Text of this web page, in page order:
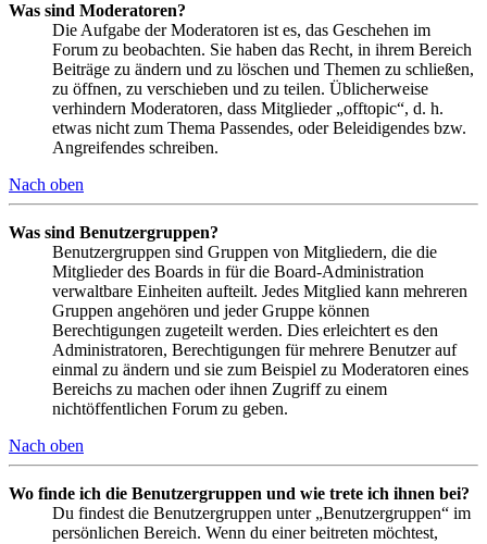
Was sind Moderatoren?
Die Aufgabe der Moderatoren ist es, das Geschehen im
Forum zu beobachten. Sie haben das Recht, in ihrem Bereich
Beiträge zu ändern und zu löschen und Themen zu schließen,
zu öffnen, zu verschieben und zu teilen. Üblicherweise
verhindern Moderatoren, dass Mitglieder „offtopic“, d. h.
etwas nicht zum Thema Passendes, oder Beleidigendes bzw.
Angreifendes schreiben.
Nach oben
Was sind Benutzergruppen?
Benutzergruppen sind Gruppen von Mitgliedern, die die
Mitglieder des Boards in für die Board-Administration
verwaltbare Einheiten aufteilt. Jedes Mitglied kann mehreren
Gruppen angehören und jeder Gruppe können
Berechtigungen zugeteilt werden. Dies erleichtert es den
Administratoren, Berechtigungen für mehrere Benutzer auf
einmal zu ändern und sie zum Beispiel zu Moderatoren eines
Bereichs zu machen oder ihnen Zugriff zu einem
nichtöffentlichen Forum zu geben.
Nach oben
Wo finde ich die Benutzergruppen und wie trete ich ihnen bei?
Du findest die Benutzergruppen unter „Benutzergruppen“ im
persönlichen Bereich. Wenn du einer beitreten möchtest,